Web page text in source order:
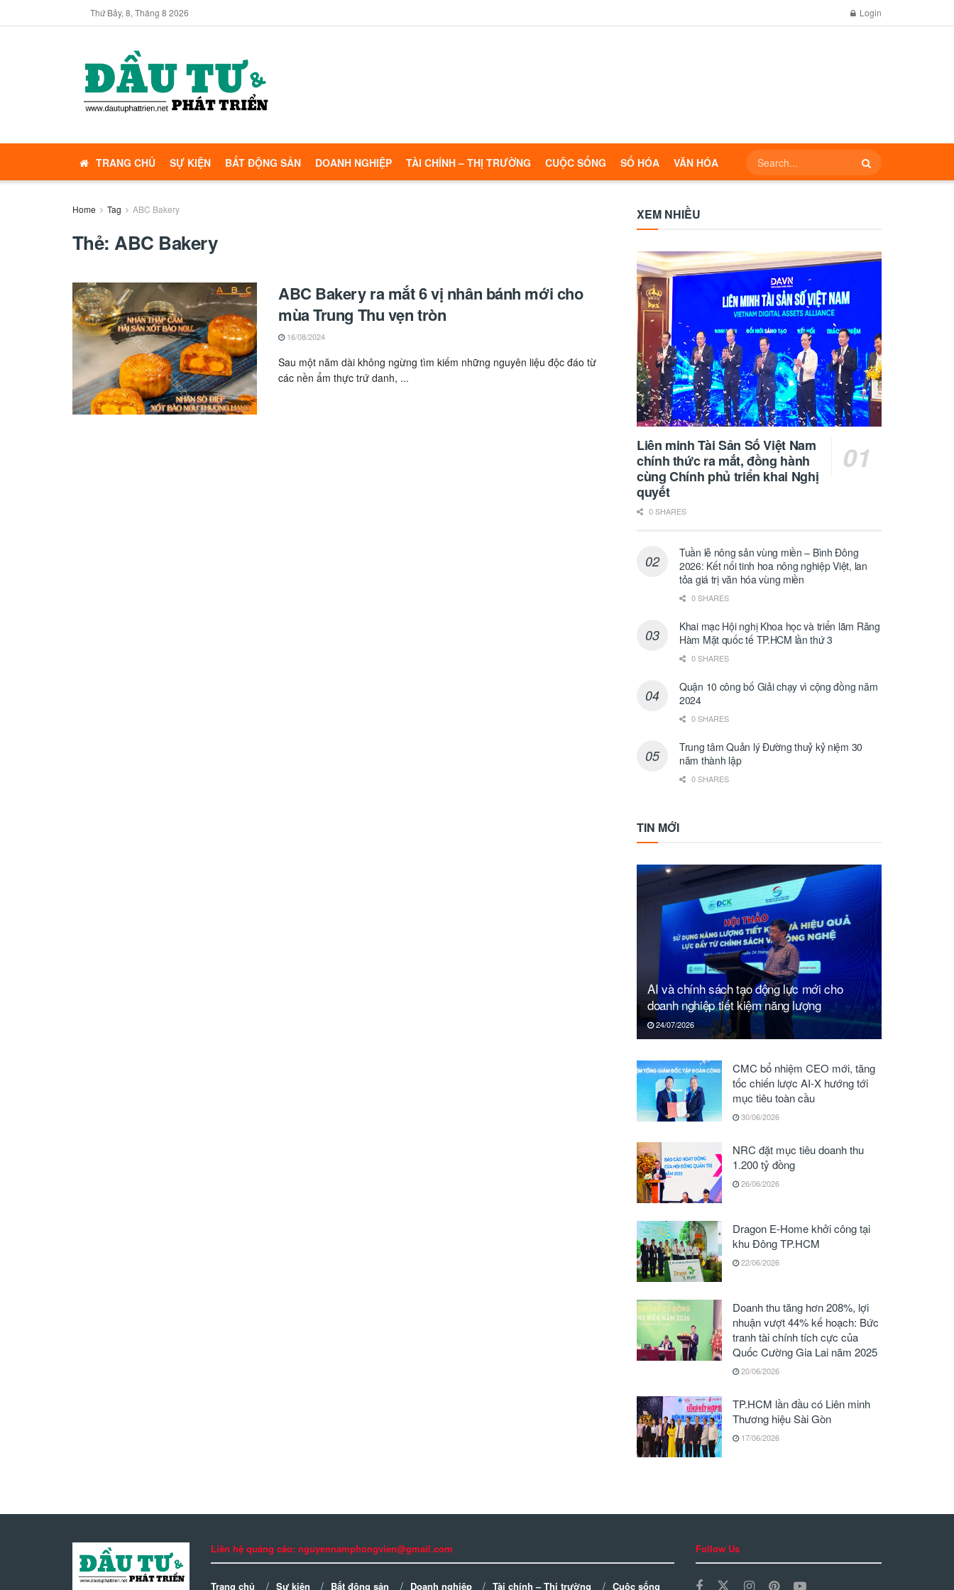
Thứ Bảy, 8, Tháng 8 2026 Login
TRANG CHỦ SỰ KIỆN BẤT ĐỘNG SẢN DOANH NGHIỆP TÀI CHÍNH – THỊ TRƯỜNG CUỘC SỐNG SỐ HÓA VĂN HÓA
Home Tag ABC Bakery
Thẻ:ABC Bakery
ABC Bakery ra mắt 6 vị nhân bánh mới cho
mùa Trung Thu vẹn tròn
16/08/2024
Sau một năm dài không ngừng tìm kiếm những nguyên liệu độc đáo từ
các nền ẩm thực trứ danh, ...
XEM NHIỀU
Liên minh Tài Sản Số Việt Nam
chính thức ra mắt, đồng hành
cùng Chính phủ triển khai Nghị
quyết
0 SHARES
Tuần lễ nông sản vùng miền – Bình Đông
2026: Kết nối tinh hoa nông nghiệp Việt, lan
tỏa giá trị văn hóa vùng miền
0 SHARES
Khai mạc Hội nghị Khoa học và triển lãm Răng
Hàm Mặt quốc tế TP.HCM lần thứ 3
0 SHARES
Quận 10 công bố Giải chạy vì cộng đồng năm
2024
0 SHARES
Trung tâm Quản lý Đường thuỷ kỷ niệm 30
năm thành lập
0 SHARES
TIN MỚI
AI và chính sách tạo động lực mới cho
doanh nghiệp tiết kiệm năng lượng
24/07/2026
CMC bổ nhiệm CEO mới, tăng
tốc chiến lược AI-X hướng tới
mục tiêu toàn cầu
30/06/2026
NRC đặt mục tiêu doanh thu
1.200 tỷ đồng
26/06/2026
Dragon E-Home khởi công tại
khu Đông TP.HCM
22/06/2026
Doanh thu tăng hơn 208%, lợi
nhuận vượt 44% kế hoạch: Bức
tranh tài chính tích cực của
Quốc Cường Gia Lai năm 2025
20/06/2026
TP.HCM lần đầu có Liên minh
Thương hiệu Sài Gòn
17/06/2026
Liên hệ quảng cáo: nguyennamphongvien@gmail.com
Trang chủ Sự kiện Bất động sản Doanh nghiệp Tài chính – Thị trường Cuộc sống
Follow Us